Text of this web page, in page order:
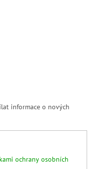
informace o nových
ochrany osobních